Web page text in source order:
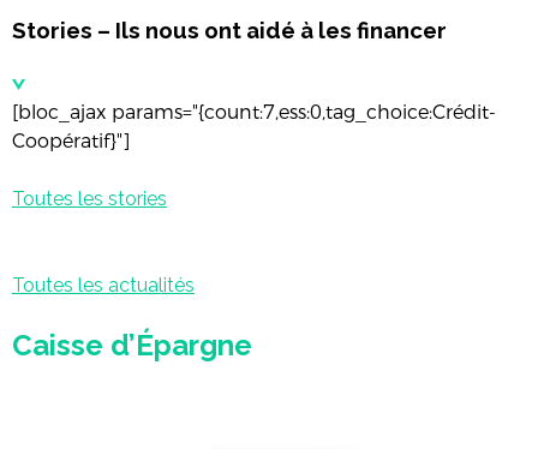
Stories – Ils nous ont aidé à les financer
[bloc_ajax params="{count:7,ess:0,tag_choice:Crédit-
Coopératif}"]
Toutes les stories
Toutes les actualités
Caisse d’Épargne